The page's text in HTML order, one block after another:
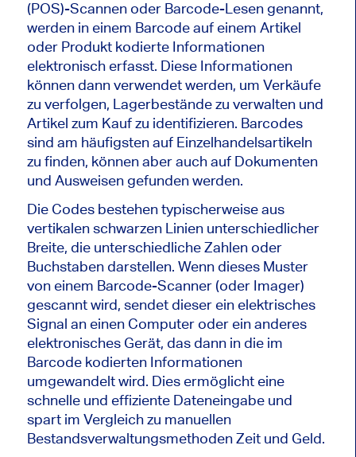
(POS)-Scannen oder Barcode-Lesen genannt,
werden in einem Barcode auf einem Artikel
oder Produkt kodierte Informationen
elektronisch erfasst. Diese Informationen
können dann verwendet werden, um Verkäufe
zu verfolgen, Lagerbestände zu verwalten und
Artikel zum Kauf zu identifizieren. Barcodes
sind am häufigsten auf Einzelhandelsartikeln
zu finden, können aber auch auf Dokumenten
und Ausweisen gefunden werden.
Die Codes bestehen typischerweise aus
vertikalen schwarzen Linien unterschiedlicher
Breite, die unterschiedliche Zahlen oder
Buchstaben darstellen. Wenn dieses Muster
von einem Barcode-Scanner (oder Imager)
gescannt wird, sendet dieser ein elektrisches
Signal an einen Computer oder ein anderes
elektronisches Gerät, das dann in die im
Barcode kodierten Informationen
umgewandelt wird. Dies ermöglicht eine
schnelle und effiziente Dateneingabe und
spart im Vergleich zu manuellen
Bestandsverwaltungsmethoden Zeit und Geld.